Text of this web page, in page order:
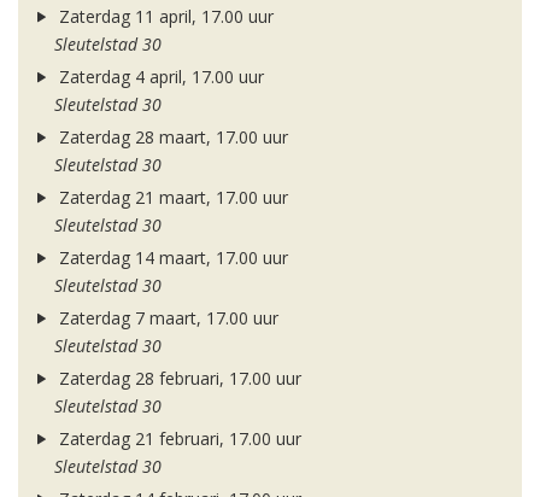
Zaterdag 11 april, 17.00 uur
Sleutelstad 30
Zaterdag 4 april, 17.00 uur
Sleutelstad 30
Zaterdag 28 maart, 17.00 uur
Sleutelstad 30
Zaterdag 21 maart, 17.00 uur
Sleutelstad 30
Zaterdag 14 maart, 17.00 uur
Sleutelstad 30
Zaterdag 7 maart, 17.00 uur
Sleutelstad 30
Zaterdag 28 februari, 17.00 uur
Sleutelstad 30
Zaterdag 21 februari, 17.00 uur
Sleutelstad 30